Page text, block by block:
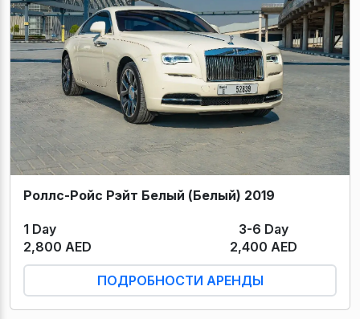
Роллс-Ройс Рэйт Белый (Белый) 2019
1 Day
3-6 Day
2,800 AED
2,400 AED
ПОДРОБНОСТИ АРЕНДЫ